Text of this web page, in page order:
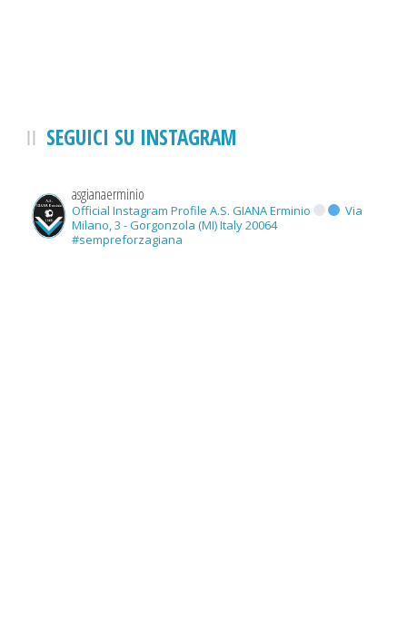
SEGUICI SU INSTAGRAM
asgianaerminio
Official Instagram Profile A.S. GIANA Erminio
Via
Milano, 3 - Gorgonzola (MI) Italy 20064
#sempreforzagiana